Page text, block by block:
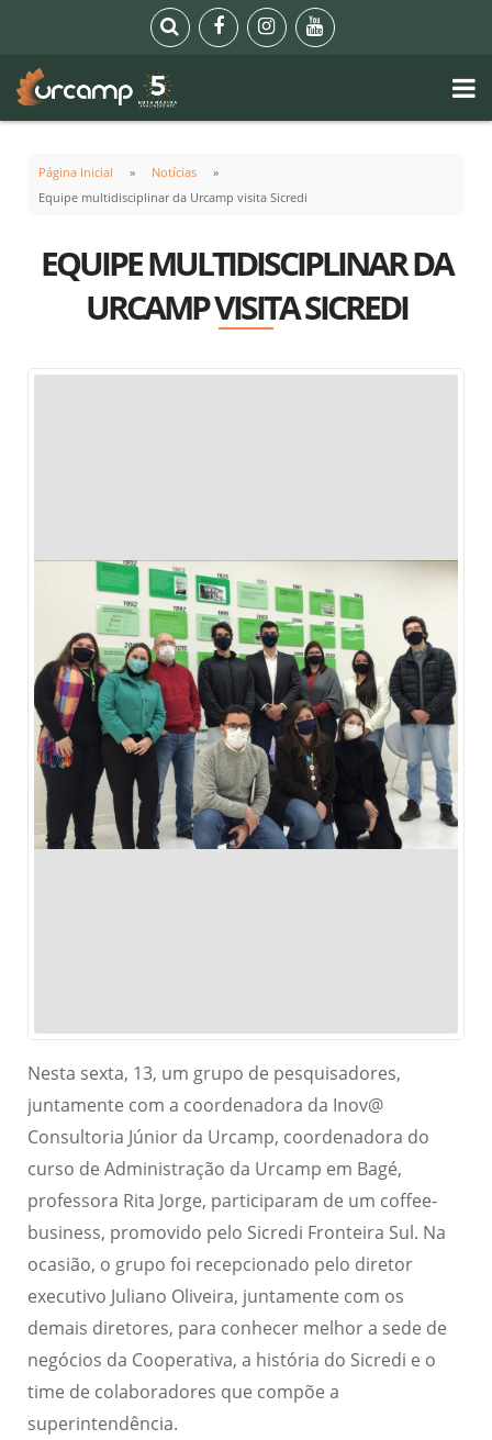
Página Inicial
Notícias
Equipe multidisciplinar da Urcamp visita Sicredi
EQUIPE MULTIDISCIPLINAR DA
URCAMP VISITA SICREDI
Nesta sexta, 13, um grupo de pesquisadores,
juntamente com a coordenadora da Inov@
Consultoria Júnior da Urcamp, coordenadora do
curso de Administração da Urcamp em Bagé,
professora Rita Jorge, participaram de um coffee-
business, promovido pelo Sicredi Fronteira Sul. Na
ocasião, o grupo foi recepcionado pelo diretor
executivo Juliano Oliveira, juntamente com os
demais diretores, para conhecer melhor a sede de
negócios da Cooperativa, a história do Sicredi e o
time de colaboradores que compõe a
superintendência.